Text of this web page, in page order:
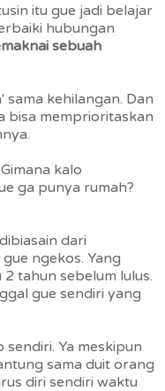
itu gue jadi belajar
hubungan
sebuah
sama kehilangan. Dan
bisa memprioritaskan
kalo
ga punya rumah?
dari
ngekos. Yang
tahun sebelum lulus.
gue sendiri yang
Ya meskipun
sama duit orang
diri sendiri waktu